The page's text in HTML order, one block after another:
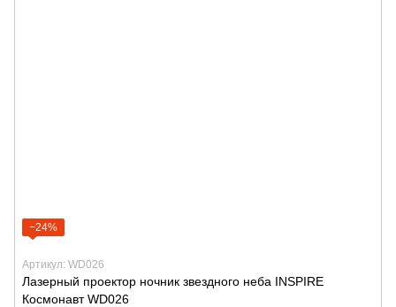
−24%
Артикул: WD026
Лазерный проектор ночник звездного неба INSPIRE
Космонавт WD026